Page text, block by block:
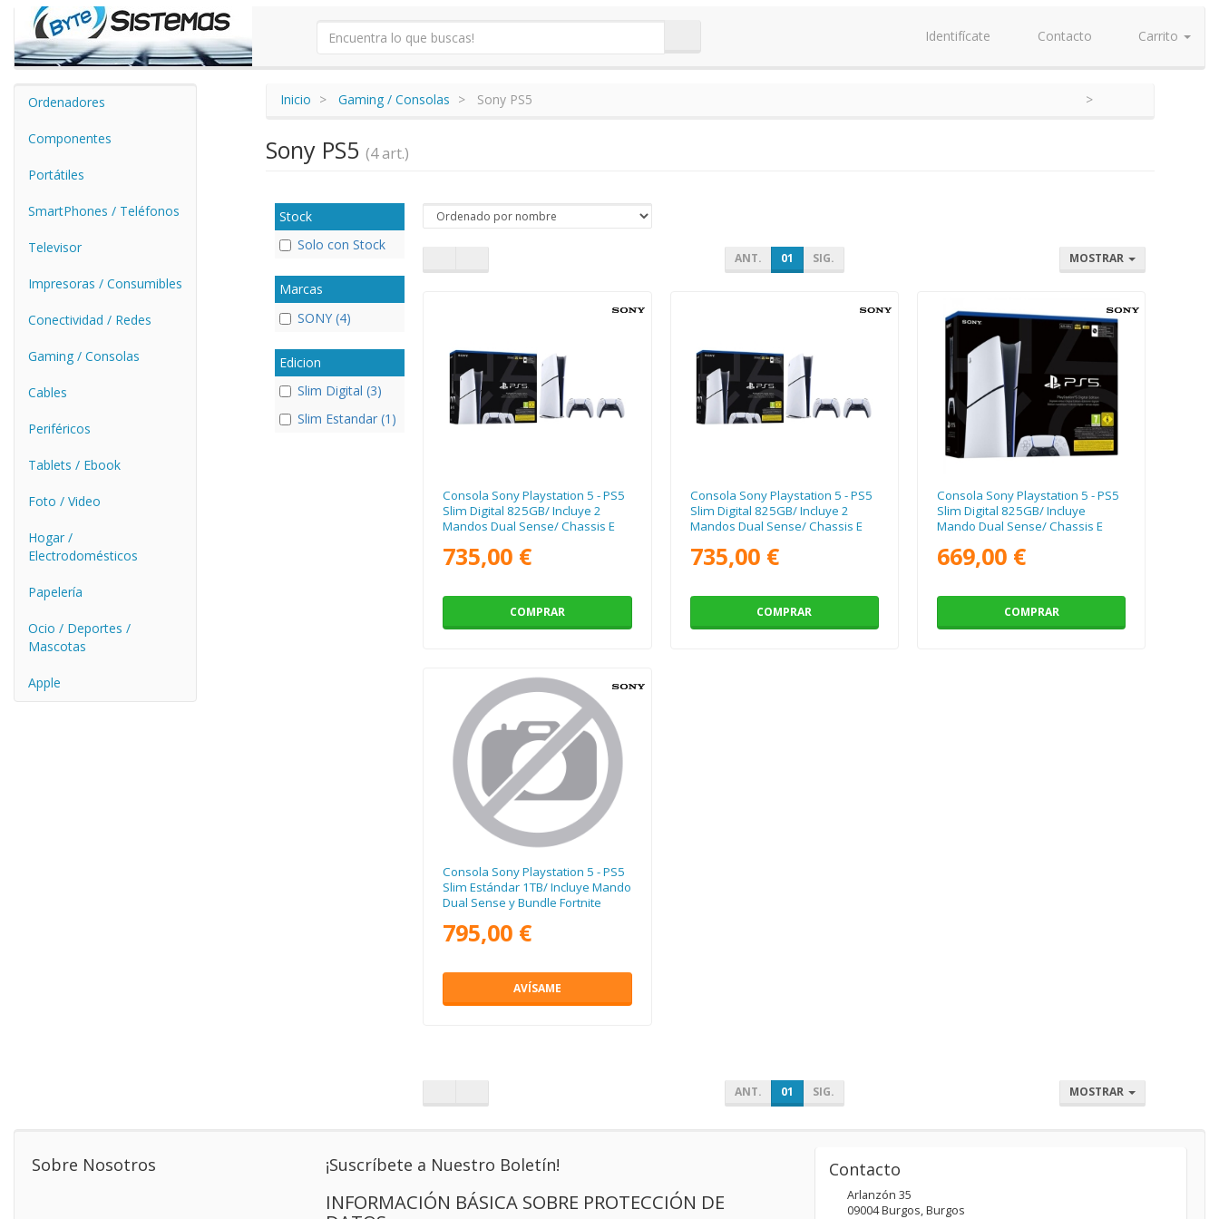
Identifícate Contacto Carrito
Ordenadores
Componentes
Portátiles
SmartPhones / Teléfonos
Televisor
Impresoras / Consumibles
Conectividad / Redes
Gaming / Consolas
Cables
Periféricos
Tablets / Ebook
Foto / Video
Hogar /
Electrodomésticos
Papelería
Ocio / Deportes /
Mascotas
Apple
Inicio Gaming / Consolas Sony PS5
Sony PS5 (4 art.)
Stock
Solo con Stock
Marcas
SONY (4)
Edicion
Slim Digital (3)
Slim Estandar (1)
ANT. 01 SIG. MOSTRAR
Consola Sony Playstation 5 - PS5
Slim Digital 825GB/ Incluye 2
Mandos Dual Sense/ Chassis E
735,00 €
COMPRAR
Consola Sony Playstation 5 - PS5
Slim Digital 825GB/ Incluye 2
Mandos Dual Sense/ Chassis E
735,00 €
COMPRAR
Consola Sony Playstation 5 - PS5
Slim Digital 825GB/ Incluye
Mando Dual Sense/ Chassis E
669,00 €
COMPRAR
Consola Sony Playstation 5 - PS5
Slim Estándar 1TB/ Incluye Mando
Dual Sense y Bundle Fortnite
795,00 €
AVÍSAME
ANT. 01 SIG. MOSTRAR
Sobre Nosotros ¡Suscríbete a Nuestro Boletín!
INFORMACIÓN BÁSICA SOBRE PROTECCIÓN DE
Contacto
Arlanzón 35
09004Burgos,Burgos